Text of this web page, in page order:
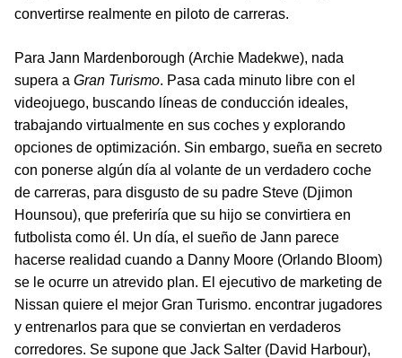
convertirse realmente en piloto de carreras.
Para Jann Mardenborough (Archie Madekwe), nada
supera a Gran Turismo. Pasa cada minuto libre con el
videojuego, buscando líneas de conducción ideales,
trabajando virtualmente en sus coches y explorando
opciones de optimización. Sin embargo, sueña en secreto
con ponerse algún día al volante de un verdadero coche
de carreras, para disgusto de su padre Steve (Djimon
Hounsou), que preferiría que su hijo se convirtiera en
futbolista como él. Un día, el sueño de Jann parece
hacerse realidad cuando a Danny Moore (Orlando Bloom)
se le ocurre un atrevido plan. El ejecutivo de marketing de
Nissan quiere el mejor Gran Turismo. encontrar jugadores
y entrenarlos para que se conviertan en verdaderos
corredores. Se supone que Jack Salter (David Harbour),